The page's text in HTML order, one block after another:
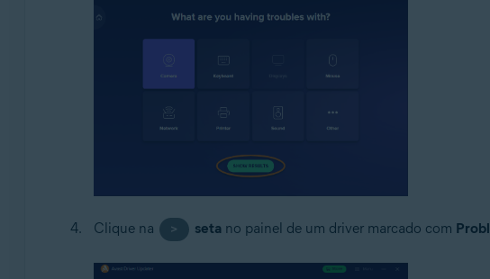
Clique na > seta no painel de um driver marcado com